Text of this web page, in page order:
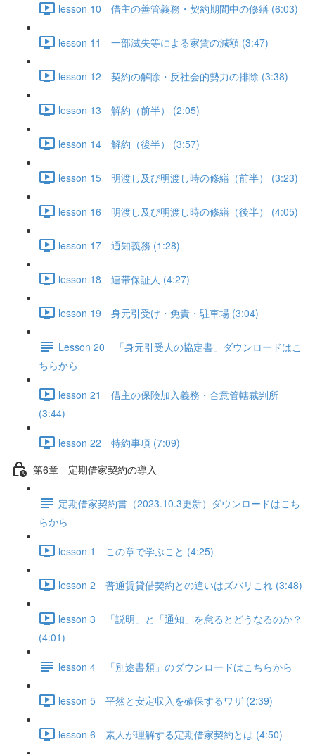
lesson 10 借主の善管義務・契約期間中の修繕 (6:03)
lesson 11 一部滅失等による家賃の減額 (3:47)
lesson 12 契約の解除・反社会的勢力の排除 (3:38)
lesson 13 解約（前半） (2:05)
lesson 14 解約（後半） (3:57)
lesson 15 明渡し及び明渡し時の修繕（前半） (3:23)
lesson 16 明渡し及び明渡し時の修繕（後半） (4:05)
lesson 17 通知義務 (1:28)
lesson 18 連帯保証人 (4:27)
lesson 19 身元引受け・免責・駐車場 (3:04)
Lesson 20 「身元引受人の協定書」ダウンロードはこ
ちらから
lesson 21 借主の保険加入義務・合意管轄裁判所
(3:44)
lesson 22 特約事項 (7:09)
第6章 定期借家契約の導入
定期借家契約書（2023.10.3更新）ダウンロードはこち
らから
lesson 1 この章で学ぶこと (4:25)
lesson 2 普通賃貸借契約との違いはズバリこれ (3:48)
lesson 3 「説明」と「通知」を怠るとどうなるのか？
(4:01)
lesson 4 「別途書類」のダウンロードはこちらから
lesson 5 平然と安定収入を確保するワザ (2:39)
lesson 6 素人が理解する定期借家契約とは (4:50)